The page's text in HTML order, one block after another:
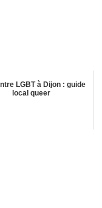
LGBT à Dijon : guide
local queer